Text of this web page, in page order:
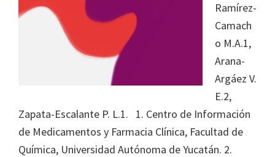
Ramírez-
Camach
o M.A.1,
Arana-
Argáez V.
E.2,
Zapata-Escalante P. L.1. 1. Centro de Información
de Medicamentos y Farmacia Clínica, Facultad de
Química, Universidad Autónoma de Yucatán. 2.